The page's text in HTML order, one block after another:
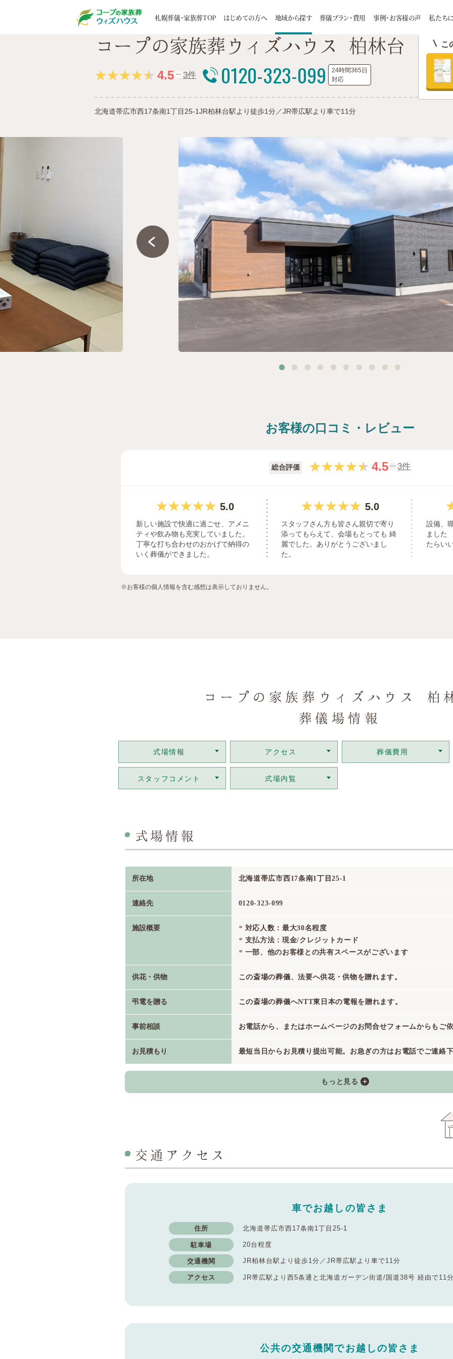
札幌葬儀・家族葬TOP はじめての方へ
はじめての方へ 選ばれる理由 家族葬について 葬儀の流れ お食事
葬儀後のサポート 寺院紹介ページ 旅葬 / 巡輪偲 つみたて制度のご案内
メンバーズクラブ ブログ よくある質問 供養のカタチ ご住職に聞い
地域から探す
道南エリア
札幌市
厚別区
白石区 豊平区 手稲区
南区
東区 西区 清田区
葬儀プラン・費用
葬儀一覧 家族葬 一日葬 お預かり葬
事例・お客様の声
家族葬事例 お客様の声 お客様インタビュー
私たち
STORY 5つのお約束 スタッフ 会社概要 お知らせ
札幌の葬儀・家族葬ウィズハウスTOP エリア別施設一覧 帯広市 コープの家族葬ウィズハウス 柏林台
コープの家族葬ウィズハウス 柏林台
4.5 3件 0120-323-099
24時間365日
対応
北海道帯広市西17条南1丁目25-1 JR柏林台駅より徒歩1分／JR帯広駅より車で11分
こ
お客様の口コミ・レビュー
総合評価 4.5 3件
5.0
新しい施設で快適に過ごせ、アメニ
ティや飲み物も充実していました。
丁寧な打ち合わせのおかげで納得の
いく葬儀ができました。
5.0
スタッフさん方も皆さん親切で寄り
添ってもらえて、会場もとっても 綺
麗でした。ありがとうございまし
た。
設備、
ました
たらい
※お客様の個人情報を含む感想は表示しておりません。
コープの家族葬ウィズハウス 柏
葬儀場情報
式場情報 アクセス 葬儀費用
スタッフコメント 式場内覧
式場情報
所在地 北海道帯広市西17条南1丁目25-1
連絡先 0120-323-099
施設概要
対応人数：最大30名程度
支払方法：現金/クレジットカード
一部、他のお客様との共有スペースがございます
供花・供物 この斎場の葬儀、法要へ供花・供物を贈れます。
弔電を贈る この斎場の葬儀へNTT東日本の電報を贈れます。
事前相談 お電話から、またはホームページのお問合せフォームからもご
お見積もり 最短当日からお見積り提出可能。お急ぎの方はお電話でご連絡下
もっと見る
交通アクセス
車でお越しの皆さま
住所 北海道帯広市西17条南1丁目25-1
駐車場 20台程度
交通機関 JR柏林台駅より徒歩1分／JR帯広駅より車で11分
アクセス JR帯広駅より西5条通と北海道ガーデン街道/国道38号 経由で11
公共の交通機関でお越しの皆さま